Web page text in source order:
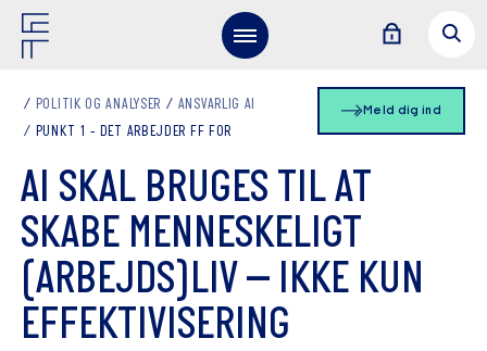
Meld dig ind
POLITIK OG ANALYSER
ANSVARLIG AI
PUNKT 1 - DET ARBEJDER FF FOR
AI SKAL BRUGES TIL AT
SKABE MENNESKELIGT
(ARBEJDS)LIV – IKKE KUN
EFFEKTIVISERING